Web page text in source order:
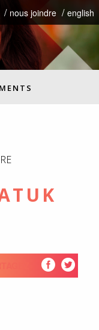
nous joindre english